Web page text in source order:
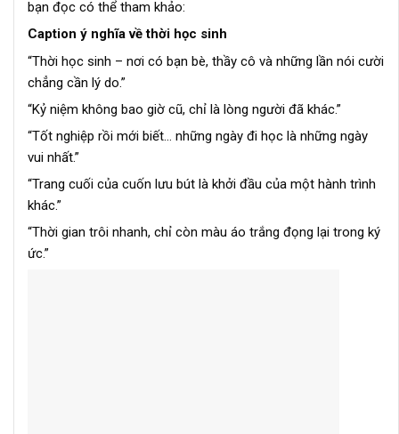
bạn đọc có thể tham khảo:
Caption ý nghĩa về thời học sinh
“Thời học sinh – nơi có bạn bè, thầy cô và những lần nói cười
chẳng cần lý do.”
“Kỷ niệm không bao giờ cũ, chỉ là lòng người đã khác.”
“Tốt nghiệp rồi mới biết… những ngày đi học là những ngày
vui nhất.”
“Trang cuối của cuốn lưu bút là khởi đầu của một hành trình
khác.”
“Thời gian trôi nhanh, chỉ còn màu áo trắng đọng lại trong ký
ức.”